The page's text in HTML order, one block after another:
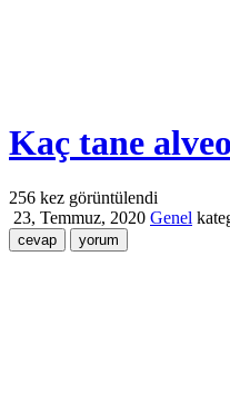
Kaç tane
256 kez görüntülendi
23, Temmuz, 2020 Genel